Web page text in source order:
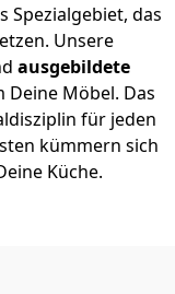
Spezialgebiet, das
Unsere
ausgebildete
Möbel. Das
für jeden
kümmern sich
Küche.